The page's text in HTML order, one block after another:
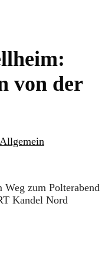
von der
Allgemein
zum Polterabend
Kandel Nord